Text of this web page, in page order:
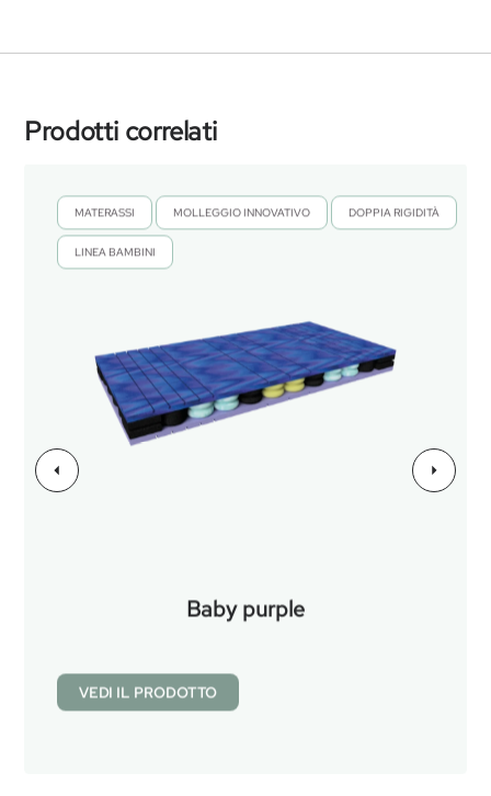
Prodotti correlati
MATERASSI MOLLEGGIO INNOVATIVO DOPPIA RIGIDITÀ
LINEA BAMBINI
Baby purple
VEDI IL PRODOTTO